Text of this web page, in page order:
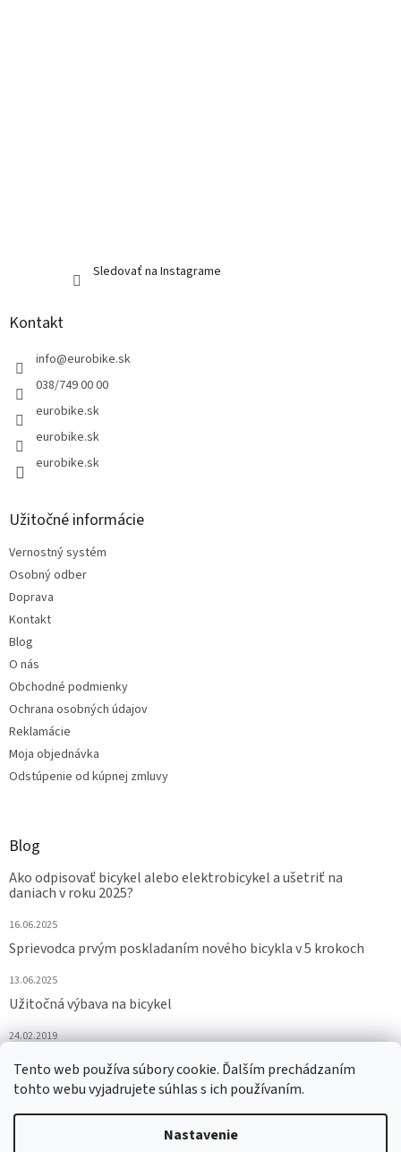
Tento web používa súbory cookie. Ďalším prechádzaním
tohto webu vyjadrujete súhlas s ich používaním.
Nastavenie
Sledovať na Instagrame
Kontakt
info@eurobike.sk
038/749 00 00
eurobike.sk
eurobike.sk
eurobike.sk
Užitočné informácie
Vernostný systém
Osobný odber
Doprava
Kontakt
Blog
O nás
Obchodné podmienky
Ochrana osobných údajov
Reklamácie
Moja objednávka
Odstúpenie od kúpnej zmluvy
Blog
Ako odpisovať bicykel alebo elektrobicykel a ušetriť na
daniach v roku 2025?
16.06.2025
Sprievodca prvým poskladaním nového bicykla v 5 krokoch
13.06.2025
Užitočná výbava na bicykel
24.02.2019
ARCHÍV
Vytvoril Shoptet